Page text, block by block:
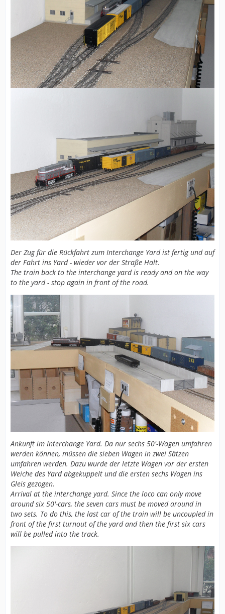
Der Zug für die Rückfahrt zum Interchange Yard ist fertig und auf
der Fahrt ins Yard - wieder vor der Straße Halt.
The train back to the interchange yard is ready and on the way
to the yard - stop again in front of the road.
Ankunft im Interchange Yard. Da nur sechs 50'-Wagen umfahren
werden können, müssen die sieben Wagen in zwei Sätzen
umfahren werden. Dazu wurde der letzte Wagen vor der ersten
Weiche des Yard abgekuppelt und die ersten sechs Wagen ins
Gleis gezogen.
Arrival at the interchange yard. Since the loco can only move
around six 50'-cars, the seven cars must be moved around in
two sets. To do this, the last car of the train will be uncoupled in
front of the first turnout of the yard and then the first six cars
will be pulled into the track.